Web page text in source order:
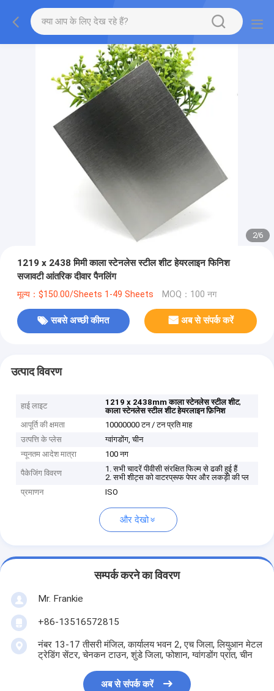
2/6
1219 x 2438 मिमी काला स्टेनलेस स्टील शीट हेयरलाइन फिनिश
सजावटी आंतरिक दीवार पैनलिंग
मूल्य：$150.00/Sheets 1-49 Sheets MOQ：100 नग
सबसे अच्छी कीमत अब से संपर्क करें
उत्पाद विवरण
हाई लाइट 1219 x 2438mm काला स्टेनलेस स्टील शीट,
काला स्टेनलेस स्टील शीट हेयरलाइन फ़िनिश
आपूर्ति की क्षमता
10000000 टन / टन प्रति माह
उत्पत्ति के प्लेस
ग्वांगडोंग, चीन
न्यूनतम आदेश मात्रा
100 नग
पैकेजिंग विवरण
1. सभी चादरें पीवीसी संरक्षित फिल्म से ढकी हुई हैं
2. सभी शीट्स को वाटरप्रूफ पेपर और लकड़ी की प्ल
प्रमाणन
ISO
और देखो
सम्पर्क करने का विवरण
Mr. Frankie
+86-13516572815
नंबर 13-17 तीसरी मंजिल, कार्यालय भवन 2, एच जिला, लियुआन मेटल
ट्रेडिंग सेंटर, चेनकन टाउन, शुंडे जिला, फोशान, ग्वांगडोंग प्रांत, चीन
अब से संपर्क करें